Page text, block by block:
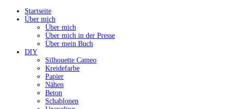
Startseite
Über mich
Über mich
Über mich in der Presse
Über mein Buch
DIY
Silhouette Cameo
Kreidefarbe
Papier
Nähen
Beton
Schablonen